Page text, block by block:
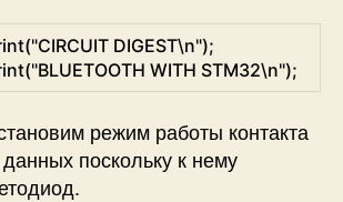
("CIRCUIT DIGEST\n");
("BLUETOOTH WITH STM32\n");
режим работы контакта
поскольку к нему